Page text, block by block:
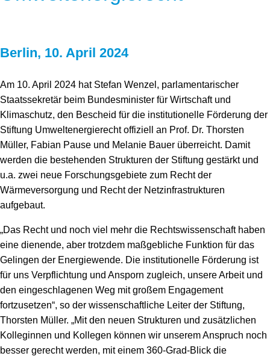
Berlin, 10. April 2024
Am 10. April 2024 hat Stefan Wenzel, parlamentarischer
Staatssekretär beim Bundesminister für Wirtschaft und
Klimaschutz, den Bescheid für die institutionelle Förderung der
Stiftung Umweltenergierecht offiziell an Prof. Dr. Thorsten
Müller, Fabian Pause und Melanie Bauer überreicht. Damit
werden die bestehenden Strukturen der Stiftung gestärkt und
u.a. zwei neue Forschungsgebiete zum Recht der
Wärmeversorgung und Recht der Netzinfrastrukturen
aufgebaut.
„Das Recht und noch viel mehr die Rechtswissenschaft haben
eine dienende, aber trotzdem maßgebliche Funktion für das
Gelingen der Energiewende. Die institutionelle Förderung ist
für uns Verpflichtung und Ansporn zugleich, unsere Arbeit und
den eingeschlagenen Weg mit großem Engagement
fortzusetzen“, so der wissenschaftliche Leiter der Stiftung,
Thorsten Müller. „Mit den neuen Strukturen und zusätzlichen
Kolleginnen und Kollegen können wir unserem Anspruch noch
besser gerecht werden, mit einem 360-Grad-Blick die